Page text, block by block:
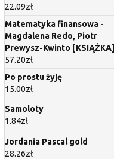
22.09zł
Matematyka finansowa -
Magdalena Redo, Piotr
Prewysz-Kwinto [KSIĄŻKA]
57.20zł
Po prostu żyję
15.00zł
Samoloty
1.84zł
Jordania Pascal gold
28.26zł